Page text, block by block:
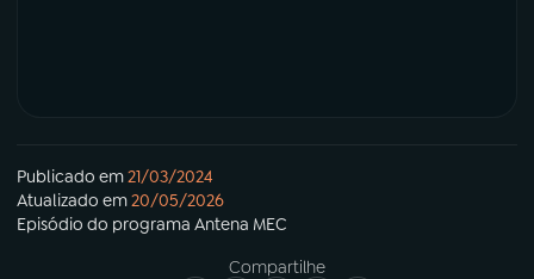
Publicado em21/03/2024
Atualizado em20/05/2026
Episódio do programa Antena MEC
Compartilhe